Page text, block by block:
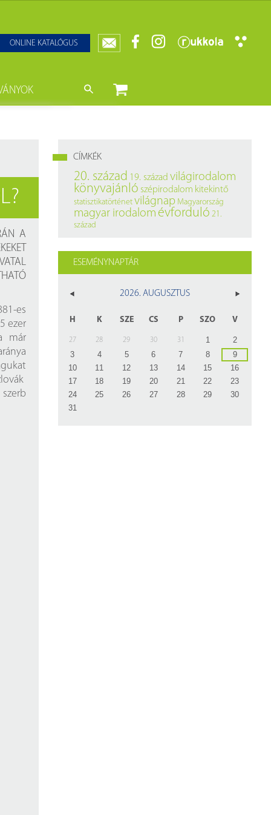
ONLINE KATALÓGUS
A
es
ezer
már
CÍMKÉK
20. század 19. század világirodalom
könyvajánló szépirodalom kitekintő
statisztikatörténet világnap Magyarország
magyar irodalom évforduló 21.
század
ESEMÉNYNAPTÁR
2026. AUGUSZTUS
H K SZE CS P SZO V
27 28 29 30 31 1
2
3
4 5 6 7 8
9
10
11 12 13 14 15
16
17
18 19 20 21 22
23
24
25 26 27 28 29
30
31